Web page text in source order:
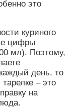
это
куриного
цифры
мл). Поэтому,
день, то
– это
на